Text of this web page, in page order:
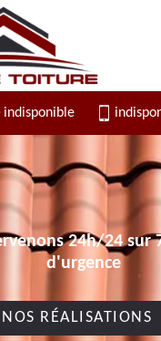
indisponible
24h/24 sur
d'urgence
NOS RÉALISATIONS